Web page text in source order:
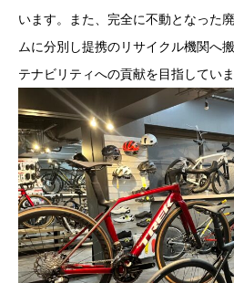
います。また、完全に不動となった
ムに分別し提携のリサイクル機関へ
テナビリティへの貢献を目指していま